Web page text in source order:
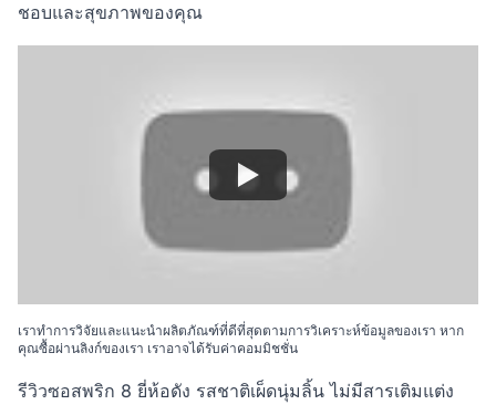
ชอบและสุขภาพของคุณ
เราทำการวิจัยและแนะนำผลิตภัณฑ์ที่ดีที่สุดตามการวิเคราะห์ข้อมูลของเรา หาก
คุณซื้อผ่านลิงก์ของเรา เราอาจได้รับค่าคอมมิชชั่น
รีวิวซอสพริก 8 ยี่ห้อดัง รสชาติเผ็ดนุ่มลิ้น ไม่มีสารเติมแต่ง